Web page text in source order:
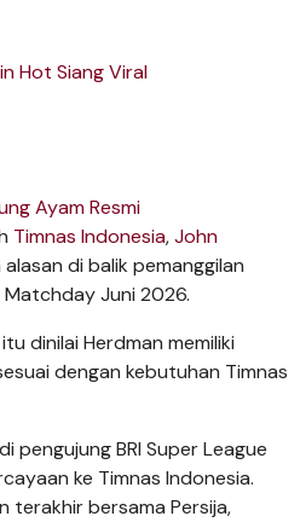
Hot Siang Viral
Ayam Resmi
Timnas Indonesia,John
di balik pemanggilan
Matchday Juni 2026.
dinilai Herdman memiliki
dengan kebutuhan Timnas
pengujung BRI Super League
ke Timnas Indonesia.
terakhir bersama Persija,